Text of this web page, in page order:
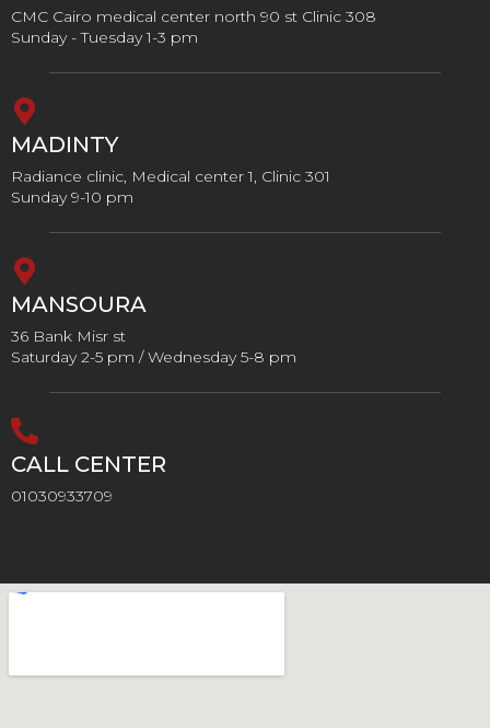
CMC Cairo medical center north 90 st Clinic 308
Sunday - Tuesday 1-3 pm
MADINTY
Radiance clinic, Medical center 1, Clinic 301
Sunday 9-10 pm
MANSOURA
36 Bank Misr st
Saturday 2-5 pm / Wednesday 5-8 pm
CALL CENTER
01030933709